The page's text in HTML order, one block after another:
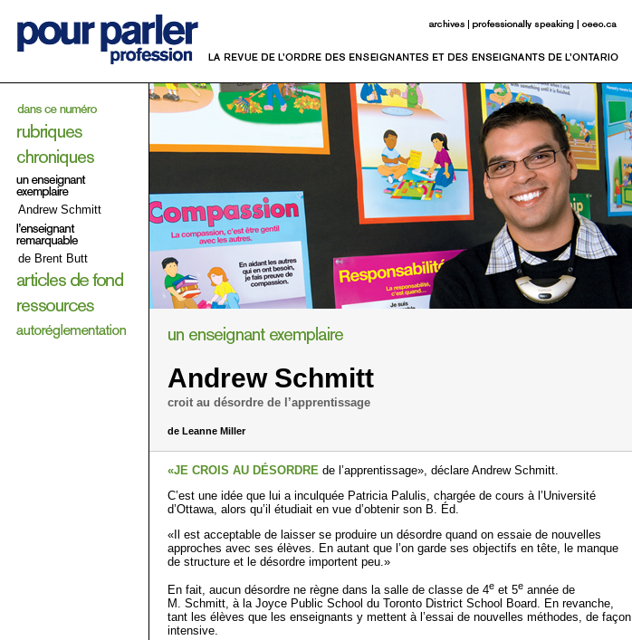
Andrew Schmitt
de Brent Butt
Andrew Schmitt
croit au désordre de l’apprentissage
de Leanne Miller
«JE CROIS AU DÉSORDRE de l’apprentissage», déclare Andrew Schmitt.
C’est une idée que lui a inculquée Patricia Palulis, chargée de cours à l’Université
d’Ottawa, alors qu’il étudiait en vue d’obtenir son B. Éd.
«Il est acceptable de laisser se produire un désordre quand on essaie de nouvelles
approches avec ses élèves. En autant que l’on garde ses objectifs en tête, le manque
de structure et le désordre importent peu.»
En fait, aucun désordre ne règne dans la salle de classe de 4e et 5e année de
M. Schmitt, à la Joyce Public School du Toronto District School Board. En revanche,
tant les élèves que les enseignants y mettent à l’essai de nouvelles méthodes, de façon
intensive.